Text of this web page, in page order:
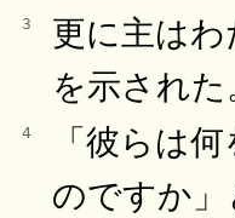
3
更に主は
を示された
4
「彼らは
のですか